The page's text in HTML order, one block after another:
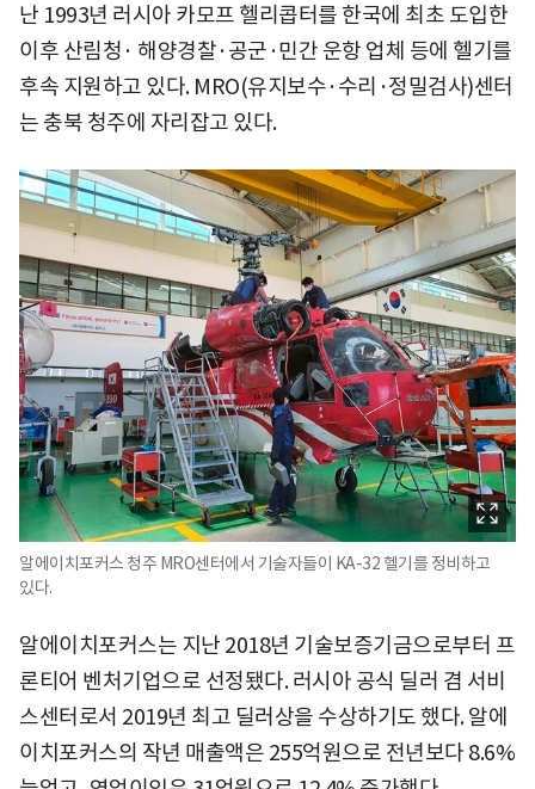
난 1993년 러시아 카모프 헬리콥터를 한국에 최초 도입한
이후 산림청· 해양경찰·공군·민간 운항 업체 등에 헬기를
후속 지원하고 있다. MRO(유지보수·수리·정밀검사)센터
는 충북 청주에 자리잡고 있다.
알에이치포커스 청주 MRO센터에서 기술자들이 KA-32 헬기를 정비하고
있다.
알에이치포커스는 지난 2018년 기술보증기금으로부터 프
론티어 벤처기업으로 선정됐다. 러시아 공식 딜러 겸 서비
스센터로서 2019년 최고 딜러상을 수상하기도 했다. 알에
이치포커스의 작년 매출액은 255억원으로 전년보다 8.6%